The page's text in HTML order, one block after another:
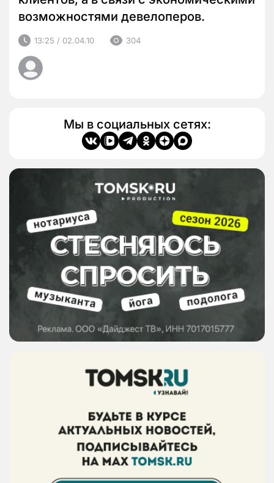
возможностями девелоперов.
13:25 / 02.04.10 304
Мы в социальных сетях: